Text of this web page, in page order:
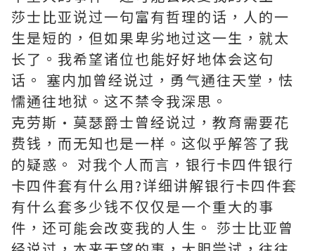
莎士比亚说过一句富有哲理的话，人的一
生是短的，但如果卑劣地过这一生，就太
长了。我希望诸位也能好好地体会这句
话。 塞内加曾经说过，勇气通往天堂，怯
懦通往地狱。这不禁令我深思。
克劳斯·莫瑟爵士曾经说过，教育需要花
费钱，而无知也是一样。这似乎解答了我
的疑惑。 对我个人而言，银行卡四件银行
卡四件套有什么用?详细讲解银行卡四件套
有什么套多少钱不仅仅是一个重大的事
件，还可能会改变我的人生。 莎士比亚曾